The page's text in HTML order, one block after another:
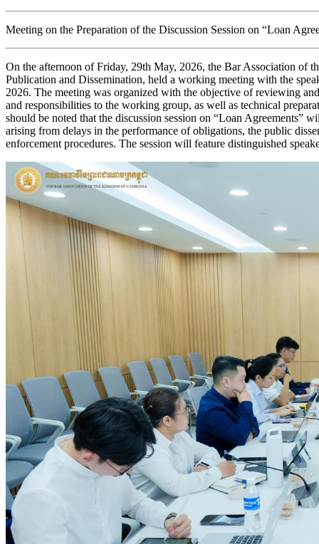
Meeting on the Preparation of the Discussion Session on “Loan
On the afternoon of Friday, 29th May, 2026, the Bar Association of
Publication and Dissemination, held a working meeting with the
2026. The meeting was organized with the objective of reviewing
and responsibilities to the working group, as well as technical
should be noted that the discussion session on “Loan Agreements”
arising from delays in the performance of obligations, the public
enforcement procedures. The session will feature distinguished